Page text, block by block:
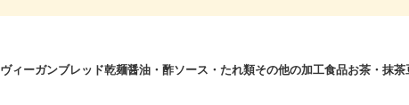
ヴィーガンブレッド乾麺醤油・酢ソース・たれ類その他の加工食品お茶・抹茶